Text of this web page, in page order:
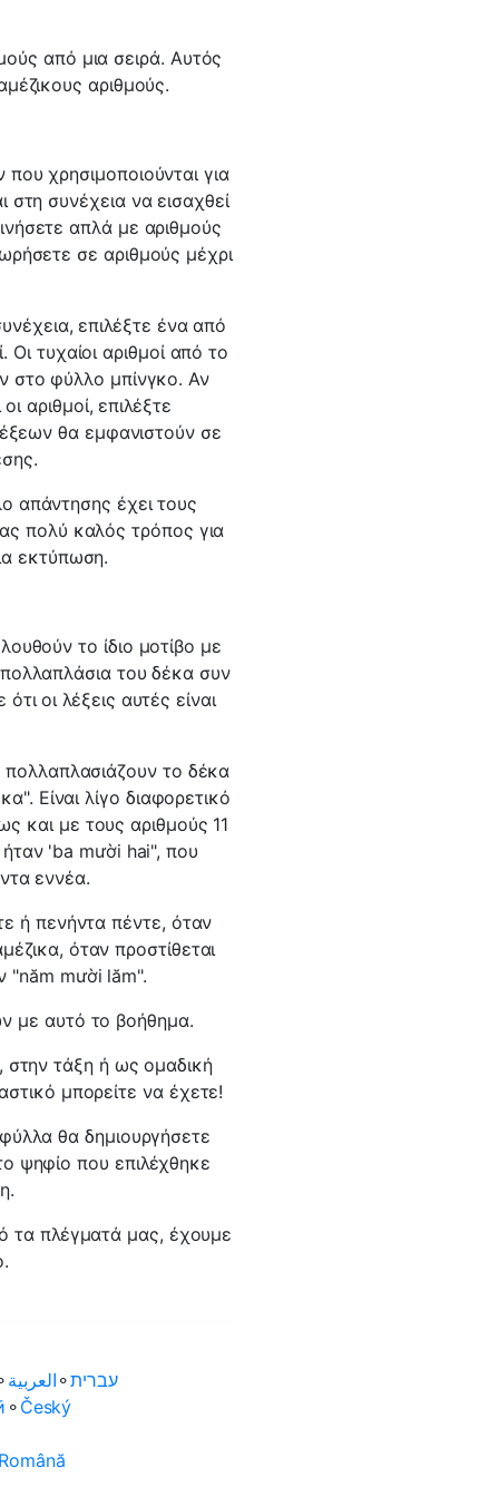
από μια σειρά. Αυτός
αριθμούς.
χρησιμοποιούνται για
συνέχεια να εισαχθεί
απλά με αριθμούς
σε αριθμούς μέχρι
επιλέξτε ένα από
τυχαίοι αριθμοί από το
στο φύλλο μπίνγκο. Αν
αριθμοί, επιλέξτε
θα εμφανιστούν σε
απάντησης έχει τους
πολύ καλός τρόπος για
εκτύπωση.
το ίδιο μοτίβο με
του δέκα συν
οι λέξεις αυτές είναι
πολλαπλασιάζουν το δέκα
Είναι λίγο διαφορετικό
και με τους αριθμούς 11
ήταν 'ba mười hai", που
εννέα.
ή πενήντα πέντε, όταν
όταν προστίθεται
"năm mười lăm".
με αυτό το βοήθημα.
στην τάξη ή ως ομαδική
μπορείτε να έχετε!
θα δημιουργήσετε
ψηφίο που επιλέχθηκε
τα πλέγματά μας, έχουμε
العربية‏ ⚬עברית‏
⚬ Český
Română